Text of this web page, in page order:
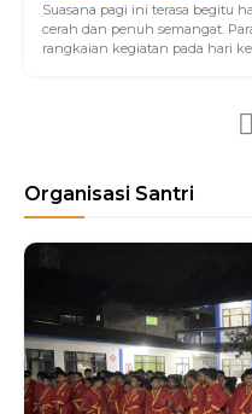
Suasana pagi ini terasa begitu
cerah dan penuh semangat.
rangkaian kegiatan pada hari
Organisasi Santri